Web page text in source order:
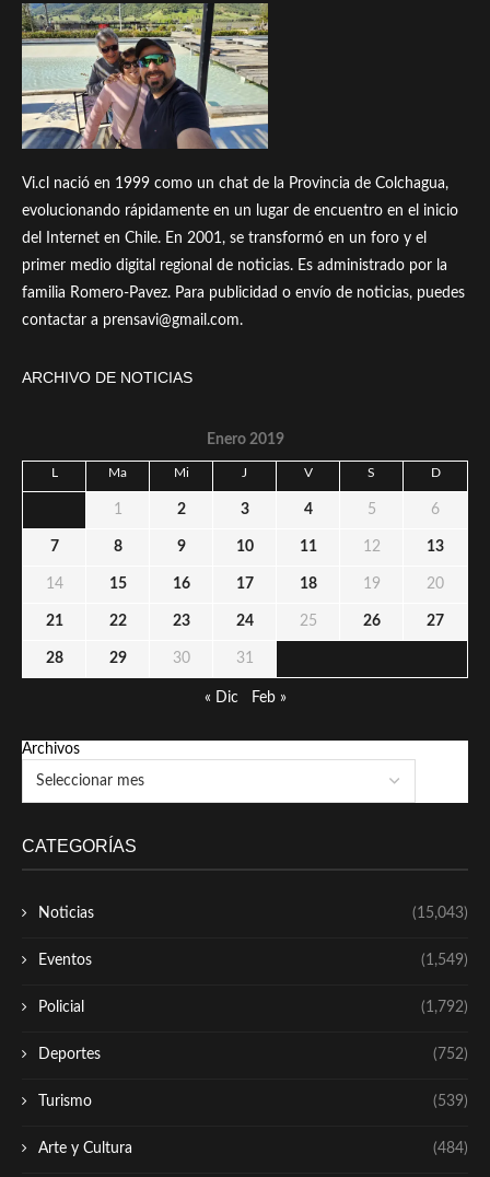
Vi.cl nació en 1999 como un chat de la Provincia de Colchagua,
evolucionando rápidamente en un lugar de encuentro en el inicio
del Internet en Chile. En 2001, se transformó en un foro y el
primer medio digital regional de noticias. Es administrado por la
familia Romero-Pavez. Para publicidad o envío de noticias, puedes
contactar a prensavi@gmail.com.
ARCHIVO DE NOTICIAS
Enero 2019
L Ma Mi J V S D
1 2 3 4 5 6
7 8 9 10 11 12 13
14 15 16 17 18 19 20
21 22 23 24 25 26 27
28 29 30 31
« Dic Feb »
Archivos
CATEGORÍAS
Noticias (15,043)
Eventos (1,549)
Policial (1,792)
Deportes (752)
Turismo (539)
Arte y Cultura (484)